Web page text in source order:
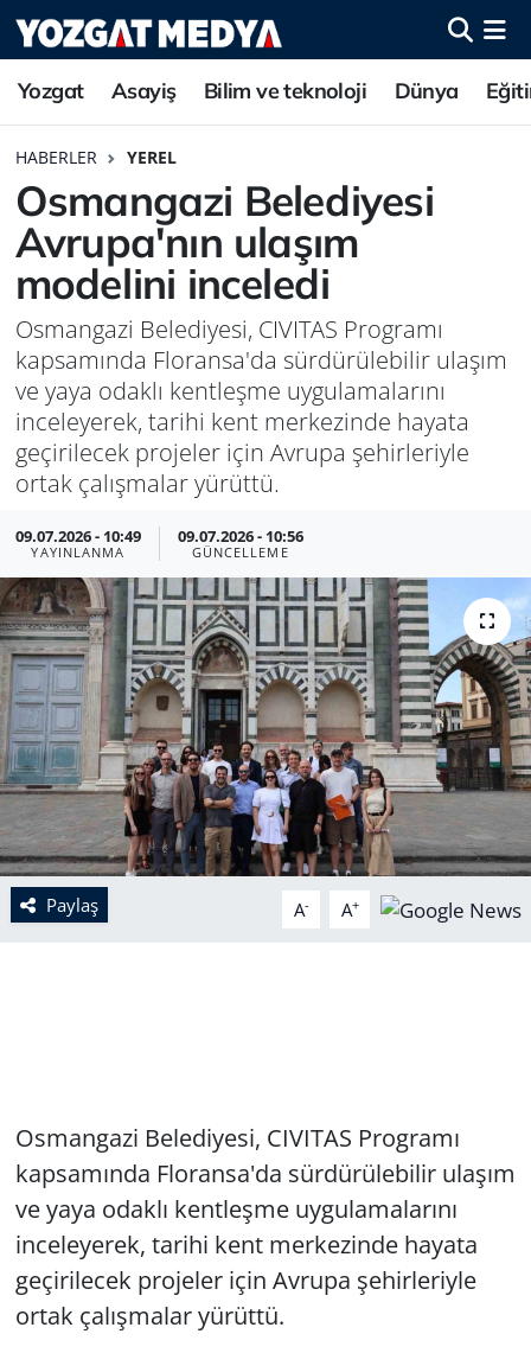
Yozgat Asayiş Bilim ve teknoloji Dünya
HABERLER YEREL
Osmangazi Belediyesi
Avrupa'nın ulaşım
modelini inceledi
Osmangazi Belediyesi, CIVITAS Programı
kapsamında Floransa'da sürdürülebilir ulaşım
ve yaya odaklı kentleşme uygulamalarını
inceleyerek, tarihi kent merkezinde hayata
geçirilecek projeler için Avrupa şehirleriyle
ortak çalışmalar yürüttü.
09.07.2026 - 10:49
YAYINLANMA
09.07.2026 - 10:56
GÜNCELLEME
Paylaş A- A+
Osmangazi Belediyesi, CIVITAS Programı
kapsamında Floransa'da sürdürülebilir ulaşım
ve yaya odaklı kentleşme uygulamalarını
inceleyerek, tarihi kent merkezinde hayata
geçirilecek projeler için Avrupa şehirleriyle
ortak çalışmalar yürüttü.